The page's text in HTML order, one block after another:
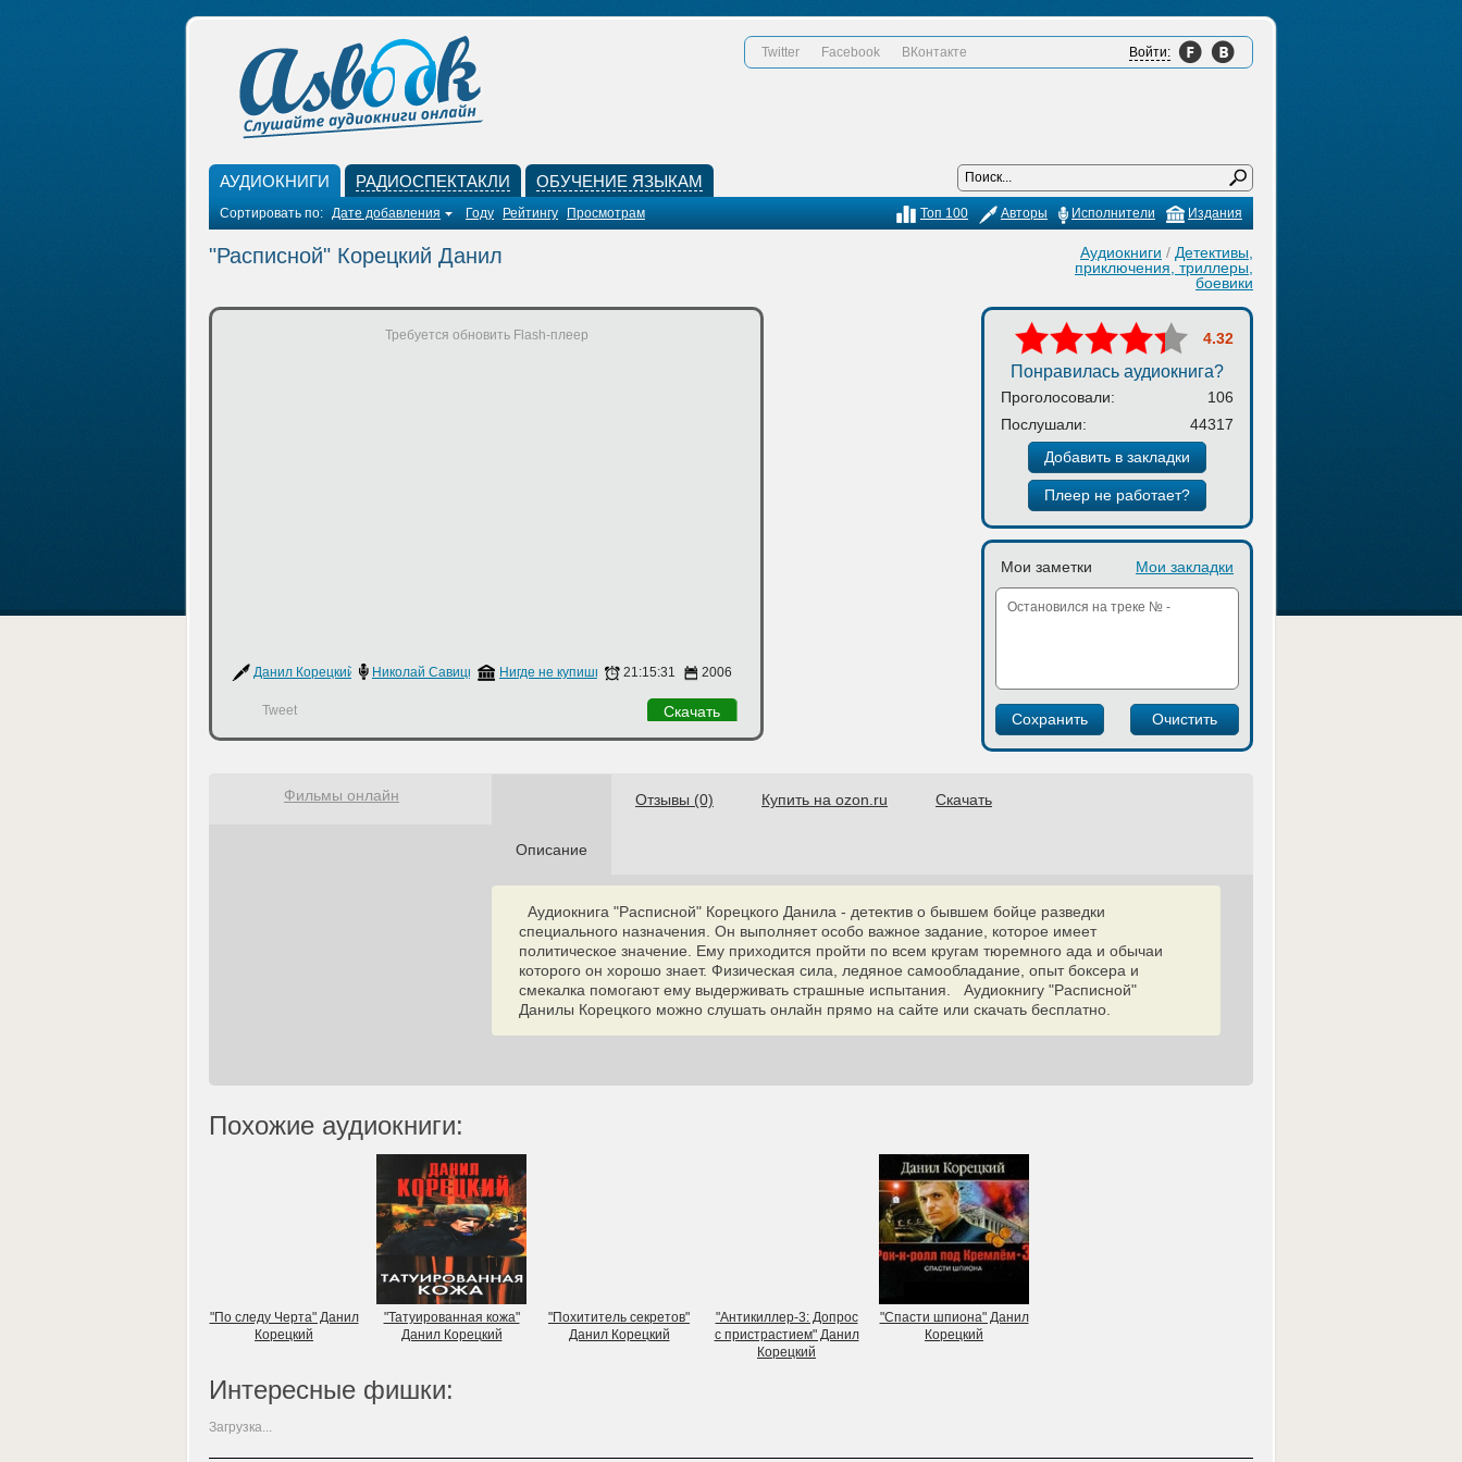
Twitter Facebook ВКонтакте Войти:
АУДИОКНИГИ РАДИОСПЕКТАКЛИ ОБУЧЕНИЕ ЯЗЫКАМ
Сортировать по: Дате добавления Году Рейтингу Просмотрам Издания
Исполнители
Авторы
Топ 100
Аудиокниги / Детективы,
приключения, триллеры,
боевики
"Расписной" Корецкий Данил
Требуется обновить Flash-плеер
Данил Корецкий Николай Савицкий Нигде не купишь 21:15:31 2006
Tweet Скачать
4.32
Понравилась аудиокнига?
Проголосовали:
106
Послушали:
44317
Добавить в закладки
Плеер не работает?
Мои заметки Мои закладки
Описание
Отзывы (0) Купить на ozon.ru Скачать
Аудиокнига "Расписной" Корецкого Данила - детектив о бывшем бойце разведки
специального назначения. Он выполняет особо важное задание, которое имеет
политическое значение. Ему приходится пройти по всем кругам тюремного ада и обычаи
которого он хорошо знает. Физическая сила, ледяное самообладание, опыт боксера и
смекалка помогают ему выдерживать страшные испытания. Аудиокнигу "Расписной"
Данилы Корецкого можно слушать онлайн прямо на сайте или скачать бесплатно.
Фильмы онлайн
Похожие аудиокниги:
"По следу Черта" Данил
Корецкий
"Татуированная кожа"
Данил Корецкий
"Похититель секретов"
Данил Корецкий
"Антикиллер-3: Допрос
с пристрастием" Данил
Корецкий
"Спасти шпиона" Данил
Корецкий
Интересные фишки:
Загрузка...